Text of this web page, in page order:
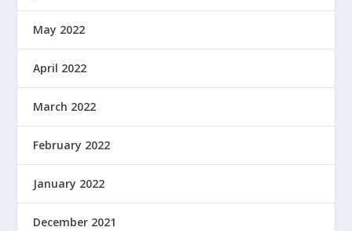
May 2022
April 2022
March 2022
February 2022
January 2022
December 2021